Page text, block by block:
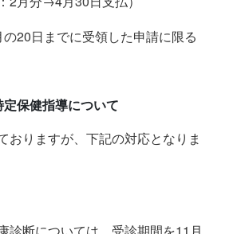
20日までに受領した申請に限る
保健指導について
おりますが、下記の対応となりま